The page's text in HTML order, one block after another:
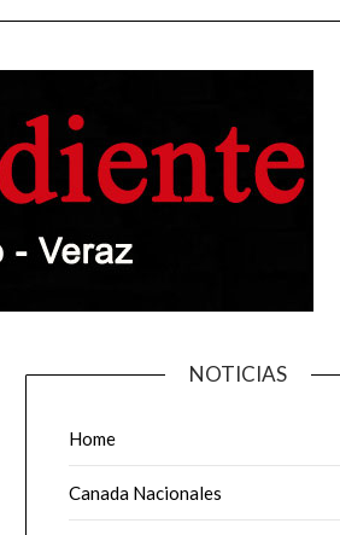
NOTICIAS
Home
Canada Nacionales